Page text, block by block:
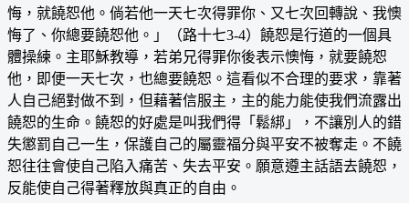
悔，就饒恕他。倘若他一天七次得罪你、又七次回轉說、我懊
悔了、你總要饒恕他。」（路十七3-4）饒恕是行道的一個具
體操練。主耶穌教導，若弟兄得罪你後表示懊悔，就要饒恕
他，即便一天七次，也總要饒恕。這看似不合理的要求，靠著
人自己絕對做不到，但藉著信服主，主的能力能使我們流露出
饒恕的生命。饒恕的好處是叫我們得「鬆綁」，不讓別人的錯
失懲罰自己一生，保護自己的屬靈福分與平安不被奪走。不饒
恕往往會使自己陷入痛苦、失去平安。願意遵主話語去饒恕，
反能使自己得著釋放與真正的自由。